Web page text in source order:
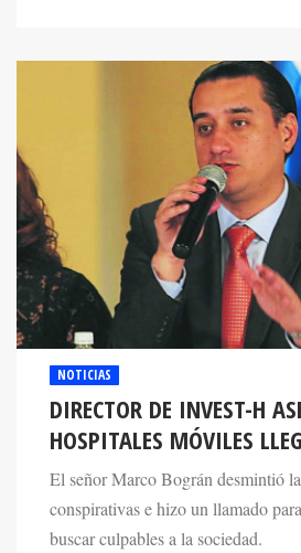
NOTICIAS
DIRECTOR DE INVEST-H
HOSPITALES MÓVILES
El señor Marco Bográn desmintió
conspirativas e hizo un llamado
buscar culpables a la sociedad.